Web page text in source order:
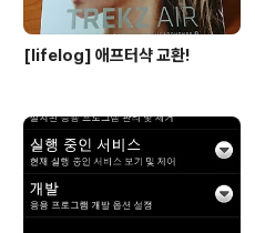
[lifelog] 애프터샥 교환!